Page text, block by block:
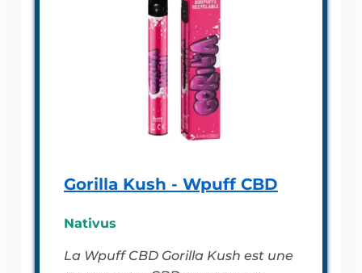
Gorilla Kush - Wpuff CBD
Nativus
La Wpuff CBD Gorilla Kush est une